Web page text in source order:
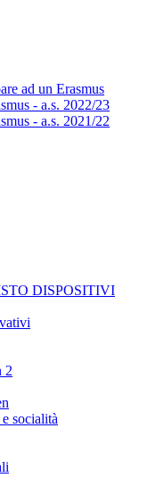
ad un Erasmus
- a.s. 2022/23
- a.s. 2021/22
DISPOSITIVI
2
socialità